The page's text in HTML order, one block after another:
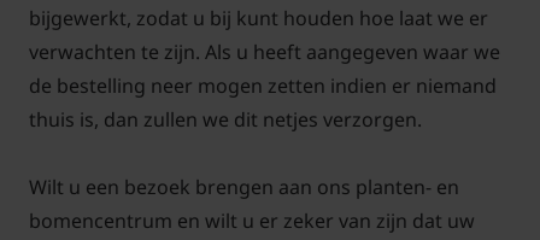
bijgewerkt, zodat u bij kunt houden hoe laat we er
verwachten te zijn. Als u heeft aangegeven waar we
de bestelling neer mogen zetten indien er niemand
thuis is, dan zullen we dit netjes verzorgen.
Wilt u een bezoek brengen aan ons planten- en
bomencentrum en wilt u er zeker van zijn dat uw